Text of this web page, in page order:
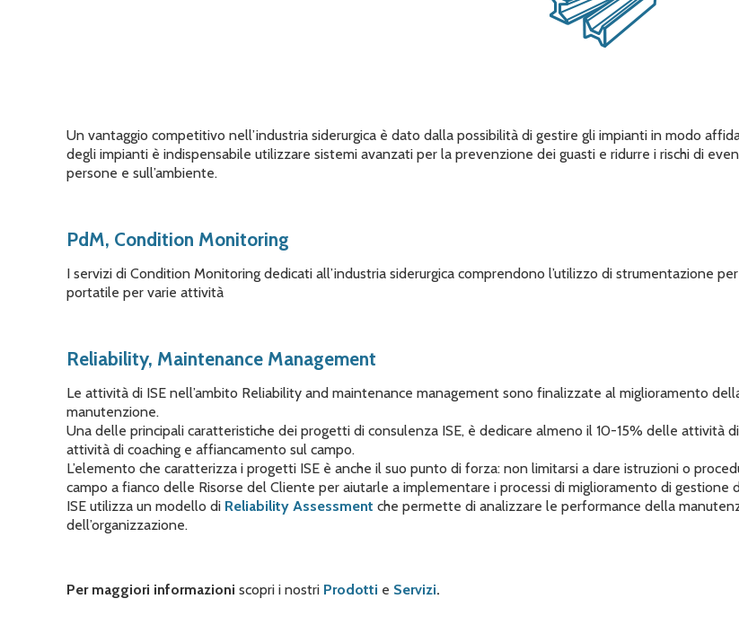
Un vantaggio competitivo nell’industria siderurgica è dato dalla possibilità di gestire gli impianti in modo
degli impianti è indispensabile utilizzare sistemi avanzati per la prevenzione dei guasti e ridurre i rischi di
persone e sull’ambiente.
PdM, Condition Monitoring
I servizi di Condition Monitoring dedicati all’industria siderurgica comprendono l’utilizzo di strumentazione
portatile per varie attività
Reliability, Maintenance Management
Le attività di ISE nell’ambito Reliability and maintenance management sono finalizzate al miglioramento
manutenzione.
Una delle principali caratteristiche dei progetti di consulenza ISE, è dedicare almeno il 10-15% delle attività
attività di coaching e affiancamento sul campo.
L’elemento che caratterizza i progetti ISE è anche il suo punto di forza: non limitarsi a dare istruzioni o
campo a fianco delle Risorse del Cliente per aiutarle a implementare i processi di miglioramento di gestione
ISE utilizza un modello di Reliability Assessment che permette di analizzare le performance della
dell’organizzazione.
Per maggiori informazioniscopri i nostri Prodotti e Servizi.